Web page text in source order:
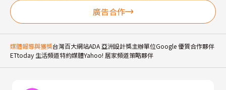
廣告合作
媒體報導與獲獎台灣百大網站ADA 亞洲設計獎主辦單位Google 優質合作夥伴
ETtoday 生活頻道特約媒體Yahoo! 居家頻道策略夥伴